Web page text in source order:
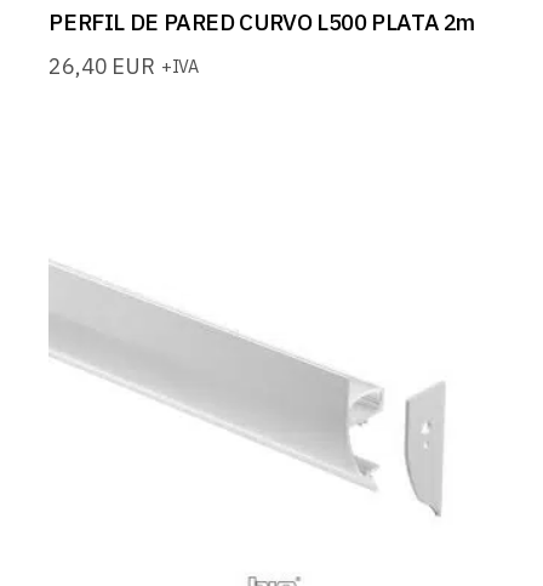
PERFIL DE PARED CURVO L500 PLATA 2m
26,40 EUR +IVA